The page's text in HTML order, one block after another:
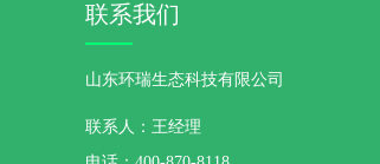
联系我们
山东环瑞生态科技有限公司
联系人：王经理